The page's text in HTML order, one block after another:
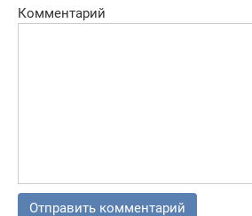
Комментарий